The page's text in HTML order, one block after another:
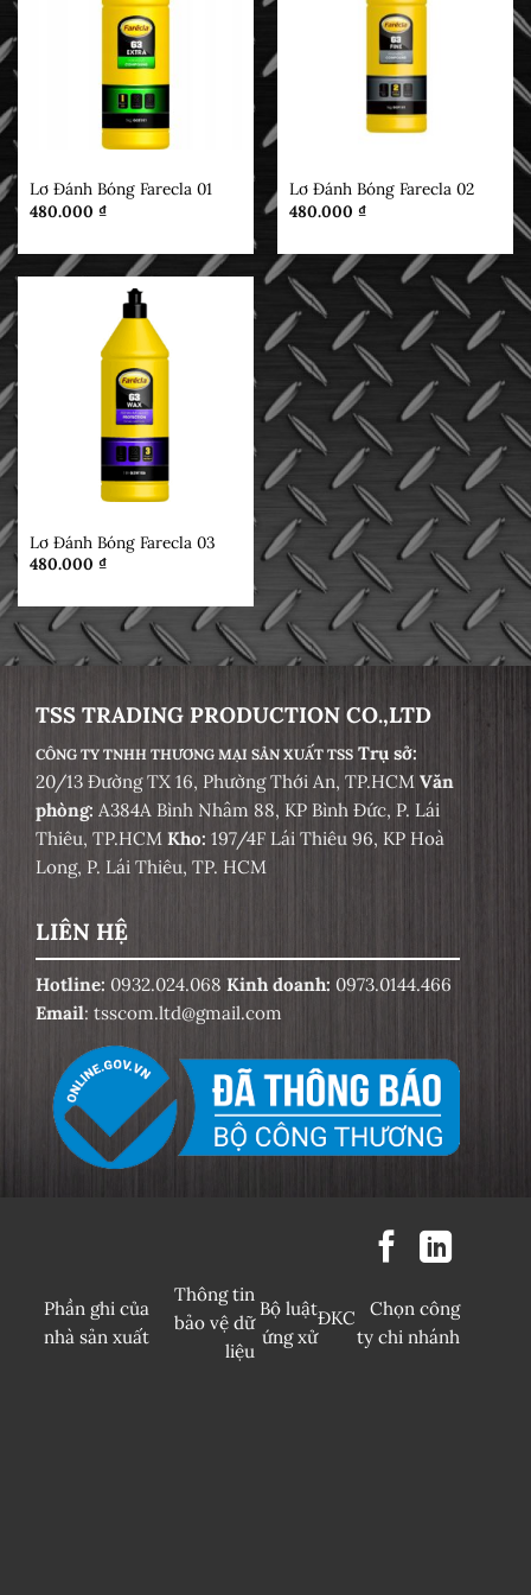
Lơ Đánh Bóng Farecla 01
480.000 ₫
Lơ Đánh Bóng Farecla 02
480.000 ₫
Lơ Đánh Bóng Farecla 03
480.000 ₫
TSS TRADING PRODUCTION CO.,LTD
CÔNG TY TNHH THƯƠNG MẠI SẢN XUẤT TSS Trụ sở:
20/13 Đường TX 16, Phường Thới An, TP.HCM Văn
phòng: A384A Bình Nhâm 88, KP Bình Đức, P. Lái
Thiêu, TP.HCM Kho: 197/4F Lái Thiêu 96, KP Hoà
Long, P. Lái Thiêu, TP. HCM
LIÊN HỆ
Hotline: 0932.024.068 Kinh doanh: 0973.0144.466
Email: tsscom.ltd@gmail.com
Phần ghi của
nhà sản xuất
Thông tin
bảo vệ dữ
liệu
Bộ luật
ứng xử
ĐKC
Chọn công
ty chi nhánh